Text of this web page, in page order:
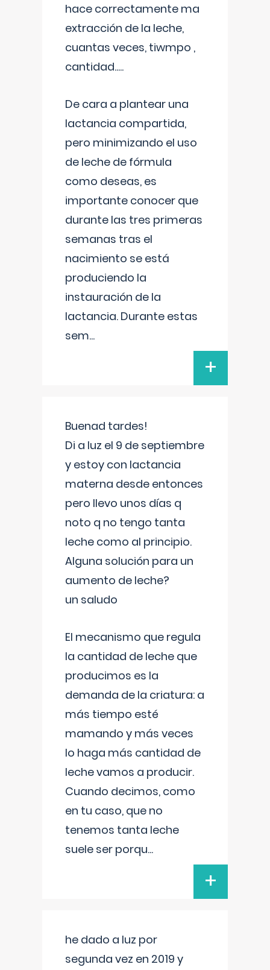
hace correctamente ma
extracción de la leche,
cuantas veces, tiwmpo ,
cantidad.....
De cara a plantear una
lactancia compartida,
pero minimizando el uso
de leche de fórmula
como deseas, es
importante conocer que
durante las tres primeras
semanas tras el
nacimiento se está
produciendo la
instauración de la
lactancia. Durante estas
sem...
+
Buenad tardes!
Di a luz el 9 de septiembre
y estoy con lactancia
materna desde entonces
pero llevo unos días q
noto q no tengo tanta
leche como al principio.
Alguna solución para un
aumento de leche?
un saludo
El mecanismo que regula
la cantidad de leche que
producimos es la
demanda de la criatura: a
más tiempo esté
mamando y más veces
lo haga más cantidad de
leche vamos a producir.
Cuando decimos, como
en tu caso, que no
tenemos tanta leche
suele ser porqu...
+
he dado a luz por
segunda vez en 2019 y